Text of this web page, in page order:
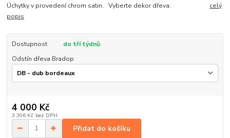
Úchytky v provedení chrom satin. Vyberte dekor dřeva: celý
popis
Dostupnost
do tří týdnů
Odstín dřeva Bradop
4 000 Kč
3 306 Kč bez DPH
Přidat do košíku